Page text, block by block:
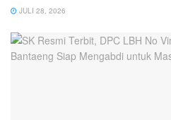
JULI 28, 2026